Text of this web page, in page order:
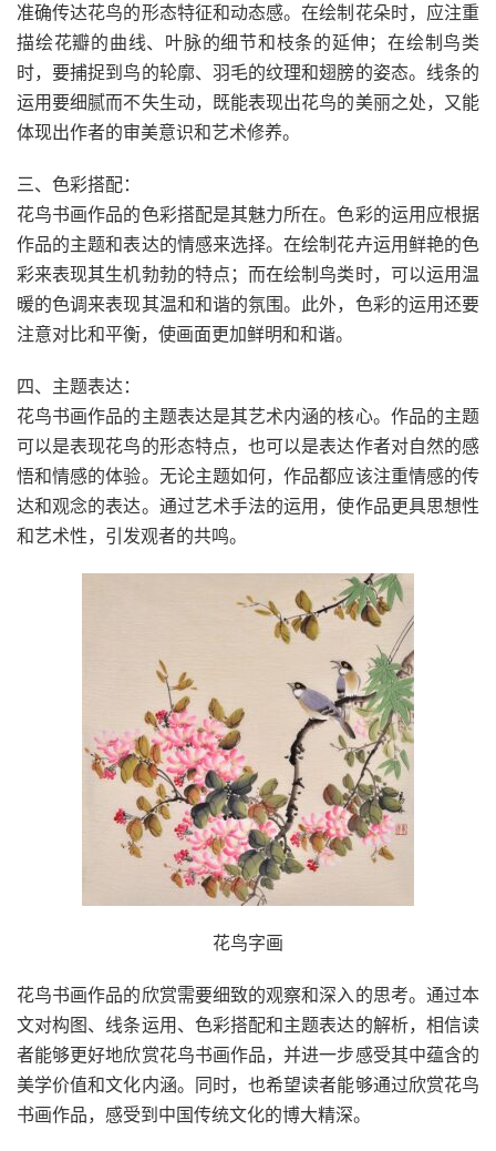
准确传达花鸟的形态特征和动态感。在绘制花朵时，应注重
描绘花瓣的曲线、叶脉的细节和枝条的延伸；在绘制鸟类
时，要捕捉到鸟的轮廓、羽毛的纹理和翅膀的姿态。线条的
运用要细腻而不失生动，既能表现出花鸟的美丽之处，又能
体现出作者的审美意识和艺术修养。
三、色彩搭配：
花鸟书画作品的色彩搭配是其魅力所在。色彩的运用应根据
作品的主题和表达的情感来选择。在绘制花卉运用鲜艳的色
彩来表现其生机勃勃的特点；而在绘制鸟类时，可以运用温
暖的色调来表现其温和和谐的氛围。此外，色彩的运用还要
注意对比和平衡，使画面更加鲜明和和谐。
四、主题表达：
花鸟书画作品的主题表达是其艺术内涵的核心。作品的主题
可以是表现花鸟的形态特点，也可以是表达作者对自然的感
悟和情感的体验。无论主题如何，作品都应该注重情感的传
达和观念的表达。通过艺术手法的运用，使作品更具思想性
和艺术性，引发观者的共鸣。
花鸟字画
花鸟书画作品的欣赏需要细致的观察和深入的思考。通过本
文对构图、线条运用、色彩搭配和主题表达的解析，相信读
者能够更好地欣赏花鸟书画作品，并进一步感受其中蕴含的
美学价值和文化内涵。同时，也希望读者能够通过欣赏花鸟
书画作品，感受到中国传统文化的博大精深。